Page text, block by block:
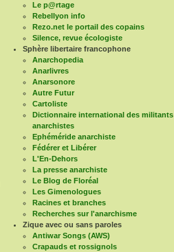
Le p@rtage
Rebellyon info
Rezo.net le portail des copains
Silence, revue écologiste
Sphère libertaire francophone
Anarchopedia
Anarlivres
Anarsonore
Autre Futur
Cartoliste
Dictionnaire international des militants
anarchistes
Ephéméride anarchiste
Fédérer et Libérer
L'En-Dehors
La presse anarchiste
Le Blog de Floréal
Les Gimenologues
Racines et branches
Recherches sur l'anarchisme
Zique avec ou sans paroles
Antiwar Songs (AWS)
Crapauds et rossignols